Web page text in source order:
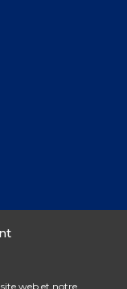
web et notre